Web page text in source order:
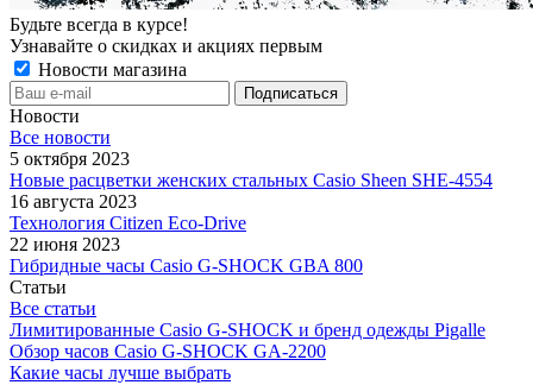
Будьте всегда в курсе!
Узнавайте о скидках и акциях первым
Новости магазина
Новости
Все новости
5 октября 2023
Новые расцветки женских стальных Casio Sheen SHE-4554
16 августа 2023
Технология Citizen Eco-Drive
22 июня 2023
Гибридные часы Casio G-SHOCK GBA 800
Статьи
Все статьи
Лимитированные Casio G-SHOCK и бренд одежды Pigalle
Обзор часов Casio G-SHOCK GA-2200
Какие часы лучше выбрать